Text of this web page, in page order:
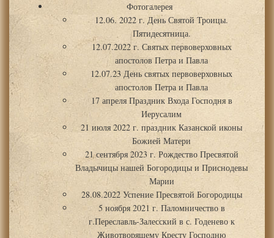
Фотогалерея
12.06. 2022 г. День Святой Троицы.
Пятидесятница.
12.07.2022 г. Святых первоверховных
апостолов Петра и Павла
12.07.23 День святых первоверховных
апостолов Петра и Павла
17 апреля Праздник Входа Господня в
Иерусалим
21 июля 2022 г. праздник Казанской иконы
Божией Матери
21 сентября 2023 г. Рождество Пресвятой
Владычицы нашей Богородицы и Приснодевы
Марии
28.08.2022 Успение Пресвятой Богородицы
5 ноября 2021 г. Паломничество в
г.Переславль-Залесский в с. Годенево к
Животворящему Кресту Господню